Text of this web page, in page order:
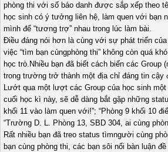
phòng thi với số báo danh được sắp xếp theo
học sinh có ý tưởng liên hệ, làm quen với bạn
mình để “tương trợ” nhau trong lúc làm bài.
Điều đáng nói hơn là cùng với sự phát triển
việc “tìm bạn cùngphòng thi” không còn quá
học trò.Nhiều bạn đã biết cách biến các Group
trong trường trở thành một địa chỉ đáng tin cậy
Lướt qua một lượt các Group của học sinh
cuối học kì này, sẽ dễ dàng bắt gặp những
khối 11 vào làm quen với!”; “Phòng 9 khối 10
“Trường D. L. Phòng 13, SBD 304, ai cùng
Rất nhiều bạn đã treo status tìmngười cùng
bạn cùng phòng thi, các bạn sôi nổi bàn luận